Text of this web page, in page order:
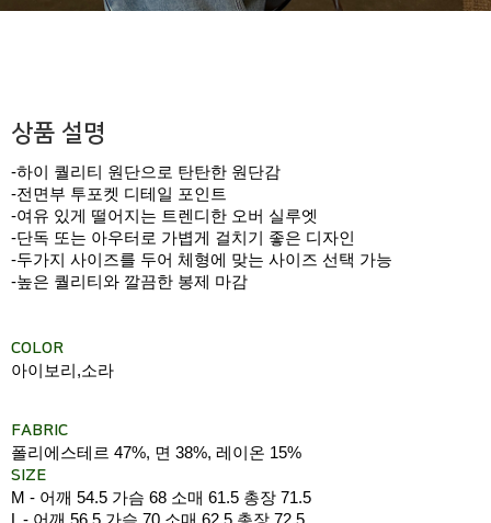
상품 설명
-하이 퀄리티 원단으로 탄탄한 원단감
-전면부 투포켓 디테일 포인트
-여유 있게 떨어지는 트렌디한 오버 실루엣
-단독 또는 아우터로 가볍게 걸치기 좋은 디자인
-두가지 사이즈를 두어 체형에 맞는 사이즈 선택 가능
-높은 퀄리티와 깔끔한 봉제 마감
COLOR
아이보리,소라
FABRIC
폴리에스테르 47%, 면 38%, 레이온 15%
SIZE
M - 어깨 54.5 가슴 68 소매 61.5 총장 71.5
L - 어깨 56.5 가슴 70 소매 62.5 총장 72.5